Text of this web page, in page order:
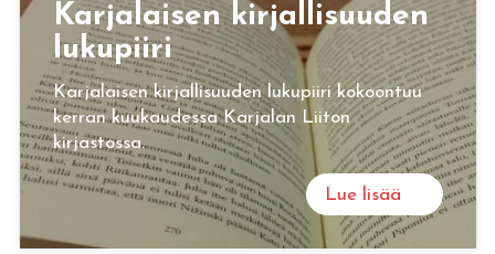
Kar­ja­lai­sen kir­jal­li­suu­den
lu­ku­pii­ri
Karjalaisen kirjallisuuden lukupiiri kokoontuu
kerran kuukaudessa Karjalan Liiton
kirjastossa.
Lue lisää